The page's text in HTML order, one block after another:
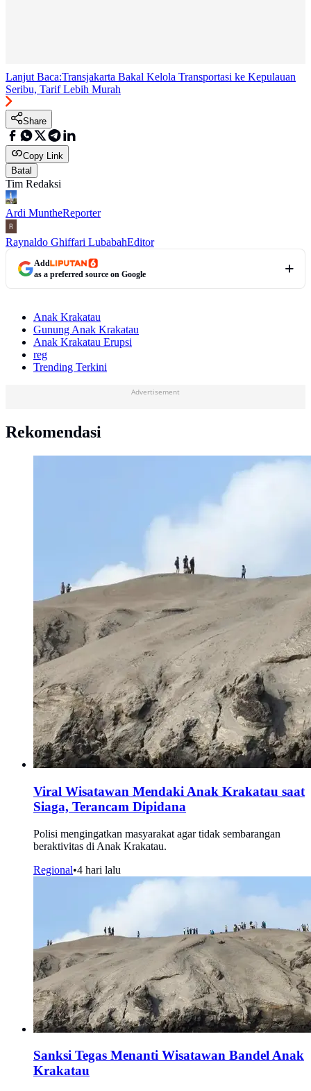
Lanjut Baca:Transjakarta Bakal Kelola Transportasi ke Kepulauan
Seribu, Tarif Lebih Murah
Share
Copy Link
Batal
Tim Redaksi
Ardi MuntheReporter
Raynaldo Ghiffari LubabahEditor
Add
as a preferred source on Google
Anak Krakatau
Gunung Anak Krakatau
Anak Krakatau Erupsi
reg
Trending Terkini
Advertisement
Rekomendasi
Viral Wisatawan Mendaki Anak Krakatau saat
Siaga, Terancam Dipidana
Polisi mengingatkan masyarakat agar tidak sembarangan
beraktivitas di Anak Krakatau.
Regional•4 hari lalu
Sanksi Tegas Menanti Wisatawan Bandel Anak
Krakatau